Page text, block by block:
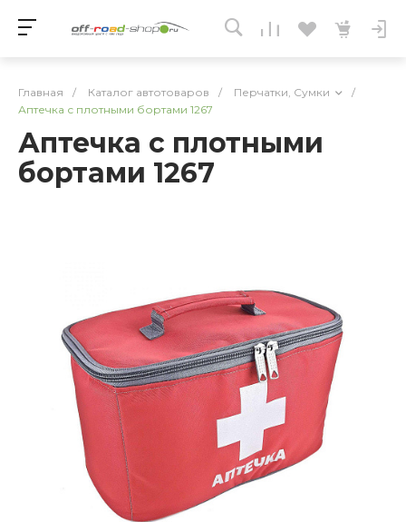
Главная / Каталог автотоваров / Перчатки, Сумки
/
Аптечка с плотными бортами 1267
Аптечка с плотными
бортами 1267